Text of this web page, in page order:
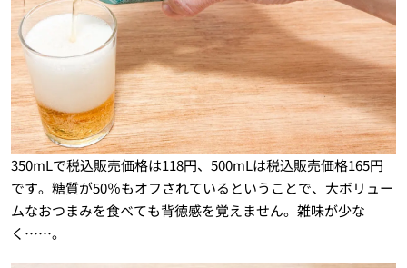
350mLで税込販売価格は118円、500mLは税込販売価格165円
です。糖質が50％もオフされているということで、大ボリュー
ムなおつまみを食べても背徳感を覚えません。雑味が少な
く……。